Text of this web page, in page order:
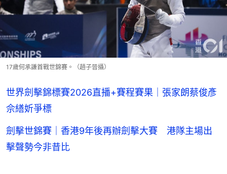
17歲何承謙首戰世錦賽。（趙子晉攝）
世界劍擊錦標賽2026直播+賽程賽果｜張家朗蔡俊彥
佘繕妡爭標
劍擊世錦賽｜香港9年後再辦劍擊大賽 港隊主場出
擊聲勢今非昔比